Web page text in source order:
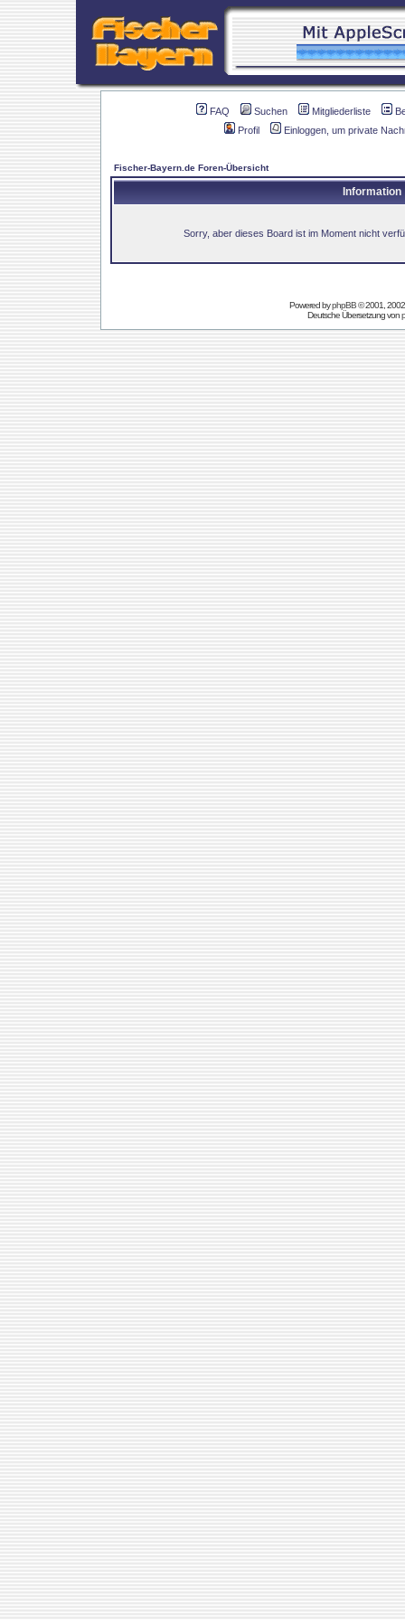
FAQ Suchen Mitgliederliste
Profil
Einloggen, um private
Fischer-Bayern.de Foren-Übersicht
Information
Sorry, aber dieses Board ist im Moment nicht
Powered byphpBB© 2001,
Deutsche Übersetzung von